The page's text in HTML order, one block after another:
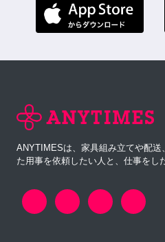
ANYTIMESは、家具組み立てや配送
た用事を依頼したい人と、仕事をし